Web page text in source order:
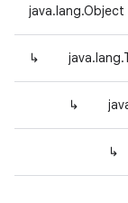
java.lang.Object
↳
↳
↳